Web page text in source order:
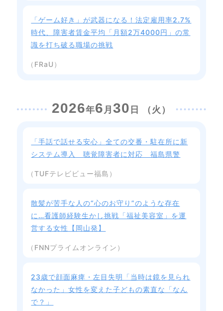
「ゲーム好き」が武器になる！法定雇用率2.7%
時代、障害者賃金平均「月額2万4000円」の常
識を打ち破る職場の挑戦
（FRaU）
2026年6 月30 日 （火）
「手話で話せる安心」全ての交番・駐在所に新
システム導入 聴覚障害者に対応 福島県警
（TUFテレビビュー福島）
散髪が苦手な人の“心のお守り”のような存在
に…看護師経験生かし挑戦「福祉美容室」を運
営する女性【岡山発】
（FNNプライムオンライン）
23歳で顔面麻痺・左目失明「当時は鏡を見られ
なかった」女性を変えた子どもの素直な「なん
で？」